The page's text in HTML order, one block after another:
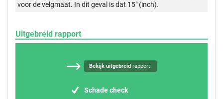
voor de velgmaat. In dit geval is dat 15" (inch).
Uitgebreid rapport
Bekijk uitgebreid rapport:
Schade check